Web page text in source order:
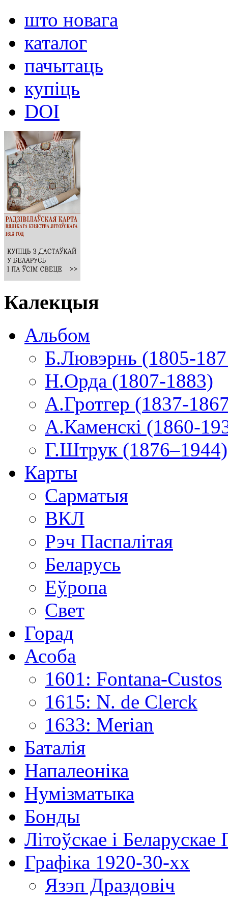
што новага
каталог
пачытаць
купіць
DOI
Калекцыя
Альбом
Б.Лювэрнь (1805-
Н.Орда (1807-1883)
А.Гротгер (1837-
А.Каменскі (1860-
Г.Штрук (1876–1944)
Карты
Сарматыя
ВКЛ
Рэч Паспалітая
Беларусь
Еўропа
Свет
Горад
Асоба
1601: Fontana-Custos
1615: N. de Clerck
1633: Merian
Баталія
Напалеоніка
Нумізматыка
Бонды
Літоўскае і
Графіка 1920-30-хх
Язэп Драздовіч